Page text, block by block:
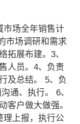
市场全年销售计
市场调研和需求
拓展布建。3、
人员。4、负责
及总结。 5、负
通、执行。 6、
客户做大做强。
理上报，执行公